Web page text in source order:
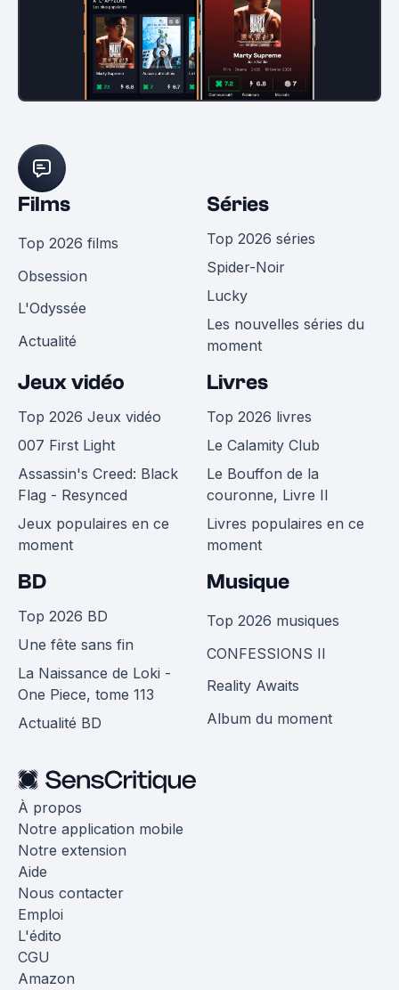
Films
Top 2026 films
Obsession
L'Odyssée
Actualité
Séries
Top 2026 séries
Spider-Noir
Lucky
Les nouvelles séries du
moment
Jeux vidéo
Top 2026 Jeux vidéo
007 First Light
Assassin's Creed: Black
Flag - Resynced
Jeux populaires en ce
moment
Livres
Top 2026 livres
Le Calamity Club
Le Bouffon de la
couronne, Livre II
Livres populaires en ce
moment
BD
Top 2026 BD
Une fête sans fin
La Naissance de Loki -
One Piece, tome 113
Actualité BD
Musique
Top 2026 musiques
CONFESSIONS II
Reality Awaits
Album du moment
À propos
Notre application mobile
Notre extension
Aide
Nous contacter
Emploi
L'édito
CGU
Amazon